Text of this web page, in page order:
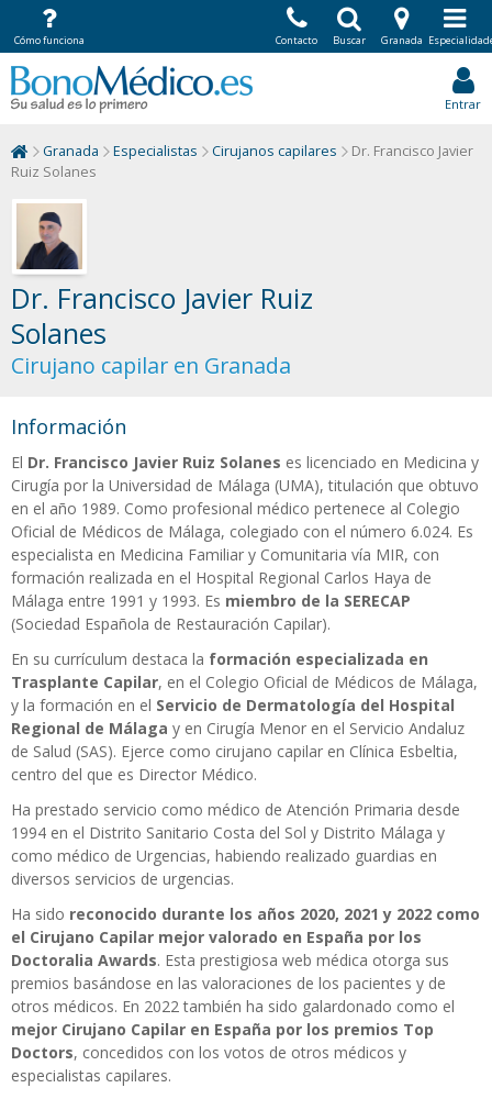
Entrar
Granada Especialistas Cirujanos capilares
Dr. Francisco Javier
Ruiz Solanes
Dr. Francisco Javier Ruiz
Solanes
Cirujano capilar en Granada
Información
El Dr. Francisco Javier Ruiz Solanes es licenciado en Medicina y
Cirugía por la Universidad de Málaga (UMA), titulación que obtuvo
en el año 1989. Como profesional médico pertenece al Colegio
Oficial de Médicos de Málaga, colegiado con el número 6.024. Es
especialista en Medicina Familiar y Comunitaria vía MIR, con
formación realizada en el Hospital Regional Carlos Haya de
Málaga entre 1991 y 1993. Es miembro de la SERECAP
(Sociedad Española de Restauración Capilar).
En su currículum destaca la formación especializada en
Trasplante Capilar, en el Colegio Oficial de Médicos de Málaga,
y la formación en el Servicio de Dermatología del Hospital
Regional de Málaga y en Cirugía Menor en el Servicio Andaluz
de Salud (SAS). Ejerce como cirujano capilar en Clínica Esbeltia,
centro del que es Director Médico.
Ha prestado servicio como médico de Atención Primaria desde
1994 en el Distrito Sanitario Costa del Sol y Distrito Málaga y
como médico de Urgencias, habiendo realizado guardias en
diversos servicios de urgencias.
Ha sido reconocido durante los años 2020, 2021 y 2022 como
el Cirujano Capilar mejor valorado en España por los
Doctoralia Awards. Esta prestigiosa web médica otorga sus
premios basándose en las valoraciones de los pacientes y de
otros médicos. En 2022 también ha sido galardonado como el
mejor Cirujano Capilar en España por los premios Top
Doctors, concedidos con los votos de otros médicos y
especialistas capilares.
Cómo funciona Contacto Buscar Granada